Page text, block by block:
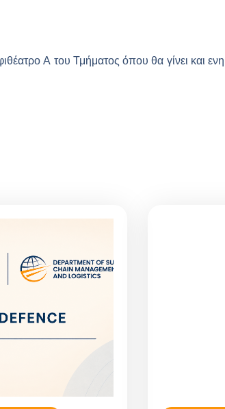
Α του Τμήματος όπου θα γίνει και